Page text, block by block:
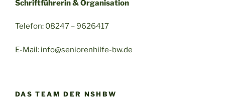
Schriftführerin & Organisation
Telefon: 08247 – 9626417
E-Mail: info@seniorenhilfe-bw.de
DAS TEAM DER NSHBW